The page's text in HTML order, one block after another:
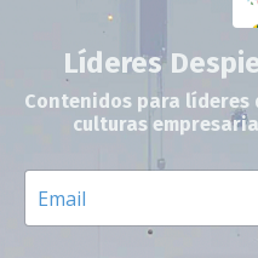
Líderes
Contenidos para
culturas